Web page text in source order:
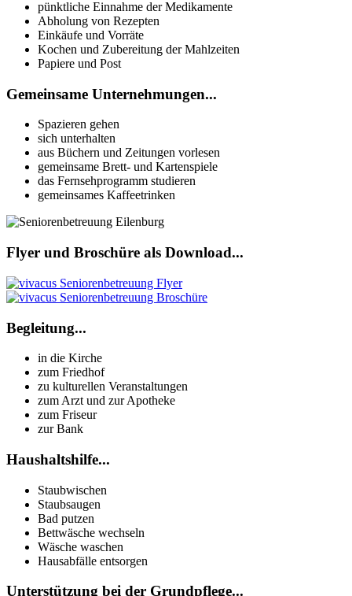
pünktliche Einnahme der Medikamente
Abholung von Rezepten
Einkäufe und Vorräte
Kochen und Zubereitung der Mahlzeiten
Papiere und Post
Gemeinsame Unternehmungen...
Spazieren gehen
sich unterhalten
aus Büchern und Zeitungen vorlesen
gemeinsame Brett- und Kartenspiele
das Fernsehprogramm studieren
gemeinsames Kaffeetrinken
Flyer und Broschüre als Download...
Begleitung...
in die Kirche
zum Friedhof
zu kulturellen Veranstaltungen
zum Arzt und zur Apotheke
zum Friseur
zur Bank
Haushaltshilfe...
Staubwischen
Staubsaugen
Bad putzen
Bettwäsche wechseln
Wäsche waschen
Hausabfälle entsorgen
Unterstützung bei der Grundpflege...